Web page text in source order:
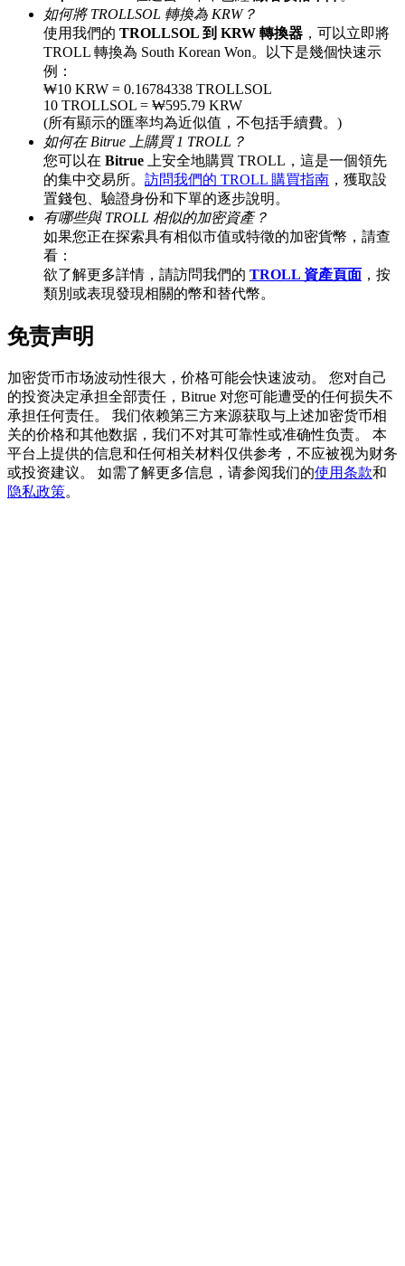
BTC 專享獎勵
BTC 專享獎勵
充值並交易BTC瓜分 25,000 USDT 獎池！
充值CASHCAT & 赢取
瓜分 500000 CASHCAT 獎池
BitMart 用戶遷移專享
註冊&交易贏 500,000 USDT
如何將 TROLLSOL 轉換為 KRW？
使用我們的 TROLLSOL 到 KRW 轉換器 ，可以立即將
TROLL 轉換為 South Korean Won。以下是幾個快速示
例：
₩10 KRW = 0.16784338 TROLLSOL
10 TROLLSOL = ₩595.79 KRW
(所有顯示的匯率均為近似值，不包括手續費。)
如何在 Bitrue 上購買 1 TROLL？
您可以在 Bitrue 上安全地購買 TROLL，這是一個領先
的集中交易所。 訪問我們的 TROLL 購買指南 ，獲取設
置錢包、驗證身份和下單的逐步說明。
有哪些與 TROLL 相似的加密資產？
如果您正在探索具有相似市值或特徵的加密貨幣，請查
看：
欲了解更多詳情，請訪問我們的 TROLL 資產頁面 ，按
類別或表現發現相關的幣和替代幣。
免责声明
加密货币市场波动性很大，价格可能会快速波动。 您对自己
的投资决定承担全部责任，Bitrue 对您可能遭受的任何损失不
承担任何责任。 我们依赖第三方来源获取与上述加密货币相
关的价格和其他数据，我们不对其可靠性或准确性负责。 本
平台上提供的信息和任何相关材料仅供参考，不应被视为财务
或投资建议。 如需了解更多信息，请参阅我们的使用条款和
隐私政策。